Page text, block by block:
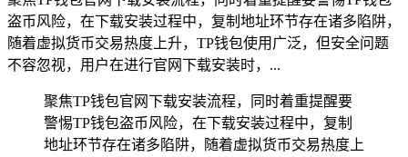
盗币风险，在下载安装过程中，复制地址环节存在诸多陷阱，
随着虚拟货币交易热度上升，TP钱包使用广泛，但安全问题
不容忽视，用户在进行官网下载安装时，...
聚焦TP钱包官网下载安装流程，同时着重提醒要
警惕TP钱包盗币风险，在下载安装过程中，复制
地址环节存在诸多陷阱，随着虚拟货币交易热度上